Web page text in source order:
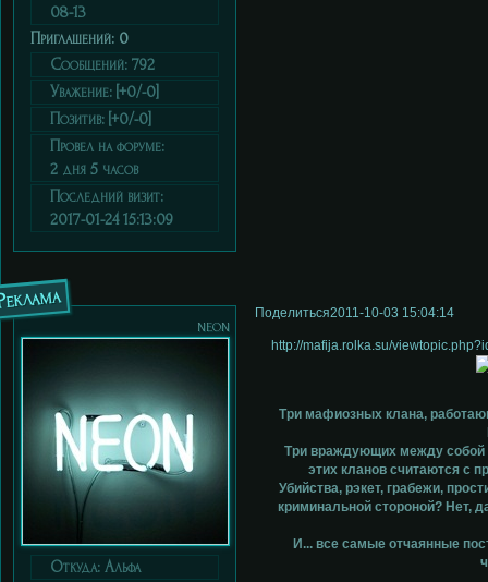
08-13
Приглашений: 0
Сообщений: 792
Уважение: [+0/-0]
Позитив: [+0/-0]
Провел на форуме:
2 дня 5 часов
Последний визит:
2017-01-24 15:13:09
Поделиться2011-10-03 15:04:14
neon
Откуда: Альфа
http://mafija.rolka.su/
Три мафиозных клана,
Три враждующих между собой
этих кланов считаются с
Убийства, рэкет, грабежи,
криминальной стороной? Нет,
И... все самые отчаянные